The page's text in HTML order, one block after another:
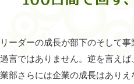
リーダーの成長が部下のそして
過言ではありません。逆を言え
業部さらには企業の成長はありえ